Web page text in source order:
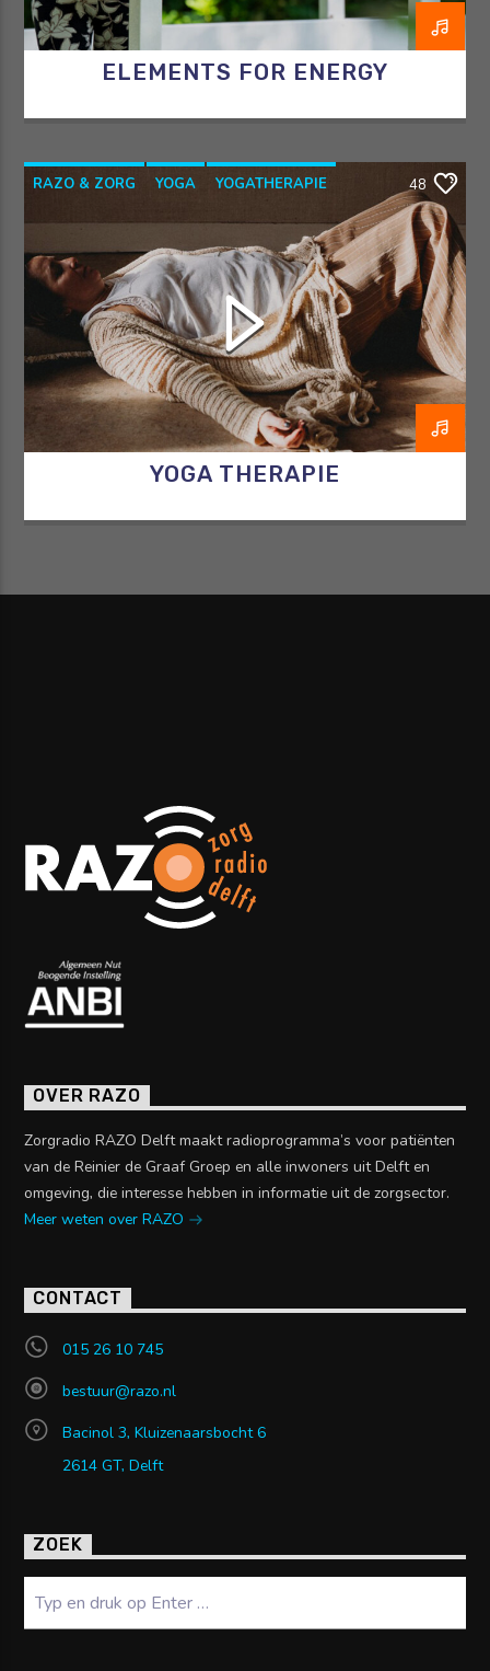
ELEMENTS FOR ENERGY
RAZO & ZORG YOGA
YOGATHERAPIE
YOGAWITHBIDDY
48
YOGA THERAPIE
OVER RAZO
Zorgradio RAZO Delft maakt radioprogramma’s voor patiënten
van de Reinier de Graaf Groep en alle inwoners uit Delft en
omgeving, die interesse hebben in informatie uit de zorgsector.
Meer weten over RAZO
CONTACT
015 26 10 745
bestuur@razo.nl
Bacinol 3, Kluizenaarsbocht 6
2614 GT, Delft
ZOEK